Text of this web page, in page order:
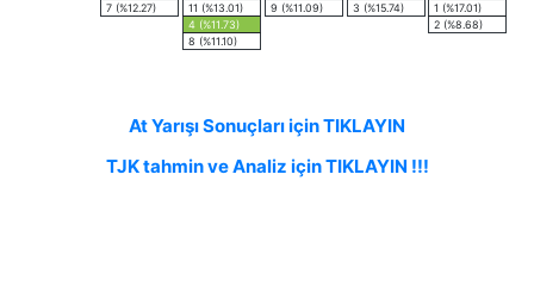
7 (%12.27)
11 (%13.01)
4 (%11.73)
8 (%11.10)
9 (%11.09)
3 (%15.74)
1 (%17.01)
2 (%8.68)
At Yarışı Sonuçları için TIKLAYIN
TJK tahmin ve Analiz için TIKLAYIN !!!